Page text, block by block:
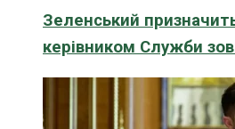
Зеленський
керівником Служби